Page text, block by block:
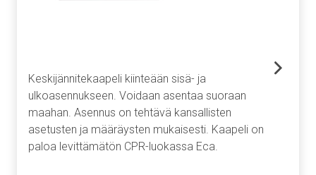
Keskijännitekaapeli kiinteään sisä- ja
ulkoasennukseen. Voidaan asentaa suoraan
maahan. Asennus on tehtävä kansallisten
asetusten ja määräysten mukaisesti. Kaapeli on
paloa levittämätön CPR-luokassa Eca.